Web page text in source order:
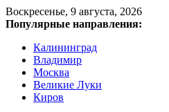
Воскресенье, 9 августа, 2026
Популярные направления:
Калининград
Владимир
Москва
Великие Луки
Киров